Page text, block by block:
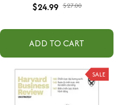
$24.99 $27.00
ADD TO CART
SALE